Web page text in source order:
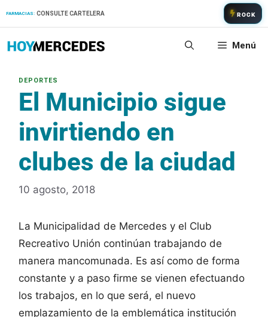
FARMACIAS: CONSULTE CARTELERA ROCK
Menú
El Municipio sigue
invirtiendo en
clubes de la ciudad
10 agosto, 2018
La Municipalidad de Mercedes y el Club
Recreativo Unión continúan trabajando de
manera mancomunada. Es así como de forma
constante y a paso firme se vienen efectuando
los trabajos, en lo que será, el nuevo
emplazamiento de la emblemática institución